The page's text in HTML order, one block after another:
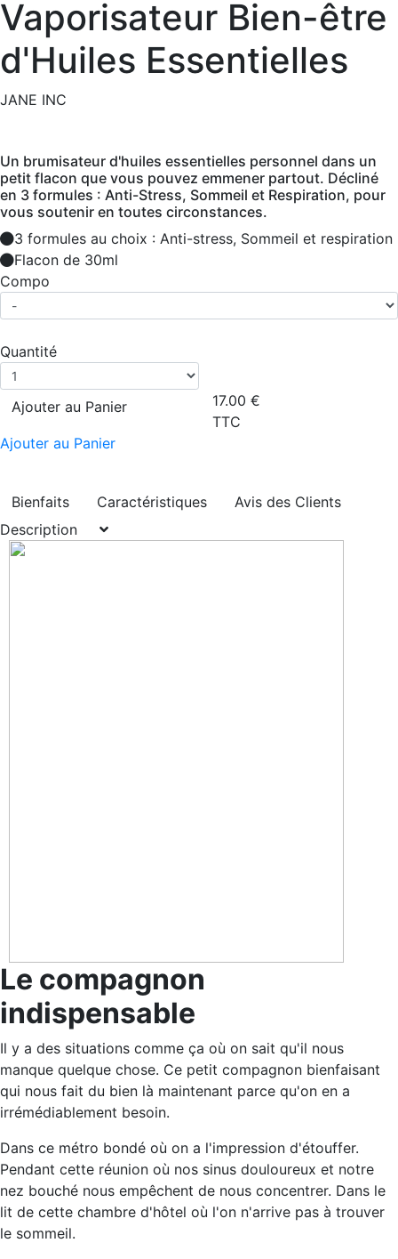
Vaporisateur Bien-être
d'Huiles Essentielles
JANE INC
Un brumisateur d'huiles essentielles personnel dans un
petit flacon que vous pouvez emmener partout. Décliné
en 3 formules : Anti-Stress, Sommeil et Respiration, pour
vous soutenir en toutes circonstances.
3 formules au choix : Anti-stress, Sommeil et respiration
Flacon de 30ml
Compo
Quantité
Ajouter au Panier
Ajouter au Panier
17.00 €
TTC
Bienfaits Caractéristiques
Avis des Clients
Description
Le compagnon
indispensable
Il y a des situations comme ça où on sait qu'il nous
manque quelque chose. Ce petit compagnon bienfaisant
qui nous fait du bien là maintenant parce qu'on en a
irrémédiablement besoin.
Dans ce métro bondé où on a l'impression d'étouffer.
Pendant cette réunion où nos sinus douloureux et notre
nez bouché nous empêchent de nous concentrer. Dans le
lit de cette chambre d'hôtel où l'on n'arrive pas à trouver
le sommeil.